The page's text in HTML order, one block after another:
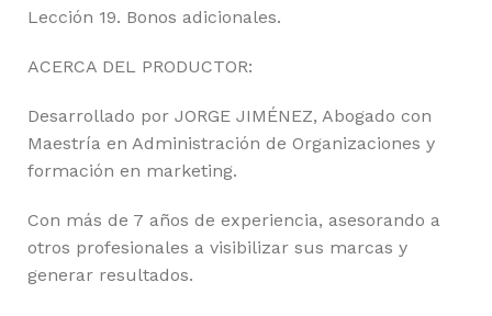
Lección 19. Bonos adicionales.
ACERCA DEL PRODUCTOR:
Desarrollado por JORGE JIMÉNEZ, Abogado con
Maestría en Administración de Organizaciones y
formación en marketing.
Con más de 7 años de experiencia, asesorando a
otros profesionales a visibilizar sus marcas y
generar resultados.